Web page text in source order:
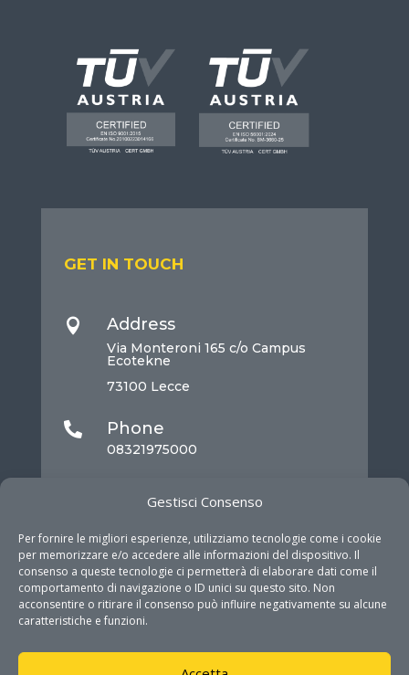
Gestisci Consenso
Per fornire le migliori esperienze, utilizziamo tecnologie come i cookie
per memorizzare e/o accedere alle informazioni del dispositivo. Il
consenso a queste tecnologie ci permetterà di elaborare dati come il
comportamento di navigazione o ID unici su questo sito. Non
acconsentire o ritirare il consenso può influire negativamente su alcune
caratteristiche e funzioni.
GET IN TOUCH
 Address
Via Monteroni 165 c/o Campus
Ecotekne
73100 Lecce
 Phone
08321975000